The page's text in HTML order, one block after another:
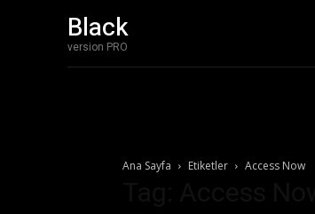
Black
version PRO
Ana Sayfa Etiketler Access Now